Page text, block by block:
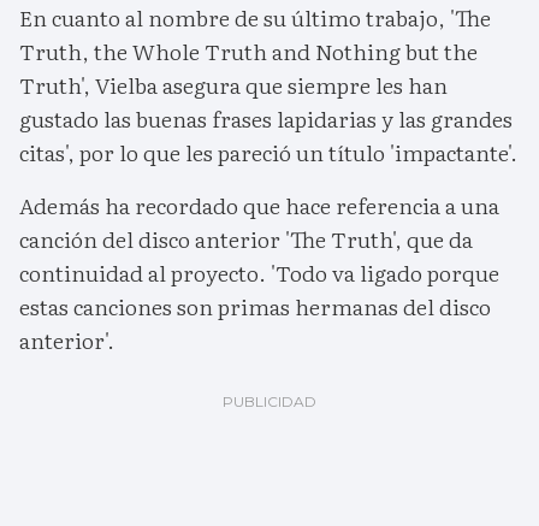
En cuanto al nombre de su último trabajo, 'The
Truth, the Whole Truth and Nothing but the
Truth', Vielba asegura que siempre les han
gustado las buenas frases lapidarias y las grandes
citas', por lo que les pareció un título 'impactante'.
Además ha recordado que hace referencia a una
canción del disco anterior 'The Truth', que da
continuidad al proyecto. 'Todo va ligado porque
estas canciones son primas hermanas del disco
anterior'.